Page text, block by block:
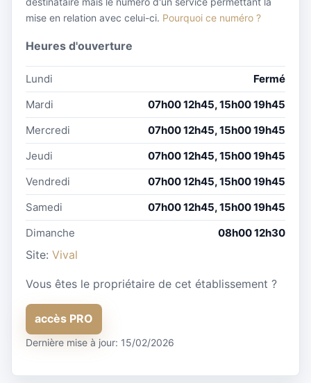
mise en relation avec celui-ci. Pourquoi ce numéro ?
Heures d'ouverture
Lundi
Fermé
Mardi
07h00 12h45, 15h00 19h45
Mercredi
07h00 12h45, 15h00 19h45
Jeudi
07h00 12h45, 15h00 19h45
Vendredi
07h00 12h45, 15h00 19h45
Samedi
07h00 12h45, 15h00 19h45
Dimanche
08h00 12h30
Site: Vival
Vous êtes le propriétaire de cet établissement ?
accès PRO
Dernière mise à jour: 15/02/2026